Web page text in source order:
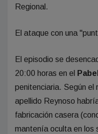
Regional.
El ataque con una
El episodio se
20:00 horas en el
penitenciaria. Según el
apellido Reynoso
fabricación casera
mantenía oculta en los